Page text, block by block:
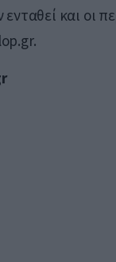
και οι